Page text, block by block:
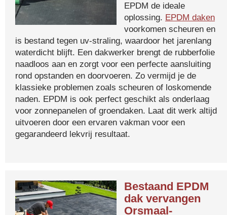
EPDM de ideale
oplossing. EPDM daken
voorkomen scheuren en
is bestand tegen uv-straling, waardoor het jarenlang
waterdicht blijft. Een dakwerker brengt de rubberfolie
naadloos aan en zorgt voor een perfecte aansluiting
rond opstanden en doorvoeren. Zo vermijd je de
klassieke problemen zoals scheuren of loskomende
naden. EPDM is ook perfect geschikt als onderlaag
voor zonnepanelen of groendaken. Laat dit werk altijd
uitvoeren door een ervaren vakman voor een
gegarandeerd lekvrij resultaat.
Bestaand EPDM
dak vervangen
Orsmaal-